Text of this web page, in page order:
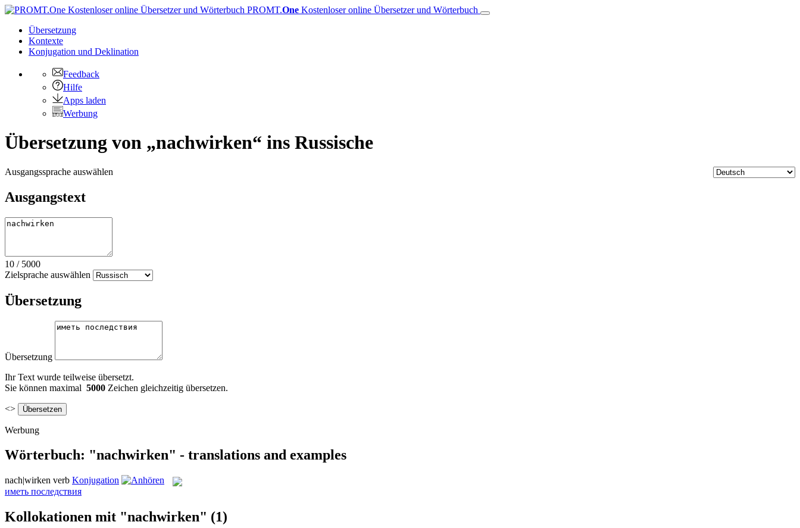
PROMT.One Kostenloser online Übersetzer und Wörterbuch
Übersetzung
Kontexte
Konjugation und Deklination
Feedback
Hilfe
Apps laden
Werbung
Übersetzung von „nachwirken“ ins Russische
Ausgangssprache auswählen
Ausgangstext
10 / 5000
Zielsprache auswählen
Übersetzung
Übersetzung
Ihr Text wurde teilweise übersetzt.
Sie können maximal 5000 Zeichen gleichzeitig übersetzen.
<>
Werbung
Wörterbuch: "nachwirken" - translations and examples
nach|wirken verb Konjugation
иметь последствия
Kollokationen mit "nachwirken" (1)